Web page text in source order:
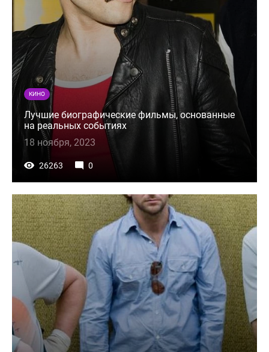
КИНО
Лучшие биографические фильмы, основанные
на реальных событиях
18 ноября, 2023
26263 0